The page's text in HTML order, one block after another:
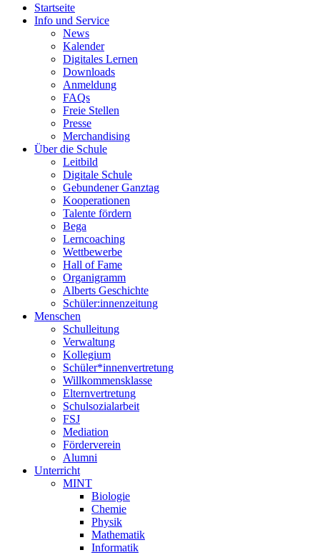
Startseite
Info und Service
News
Kalender
Digitales Lernen
Downloads
Anmeldung
FAQs
Freie Stellen
Presse
Merchandising
Über die Schule
Leitbild
Digitale Schule
Gebundener Ganztag
Kooperationen
Talente fördern
Bega
Lerncoaching
Wettbewerbe
Hall of Fame
Organigramm
Alberts Geschichte
Schüler:innenzeitung
Menschen
Schulleitung
Verwaltung
Kollegium
Schüler*innenvertretung
Willkommensklasse
Elternvertretung
Schulsozialarbeit
FSJ
Mediation
Förderverein
Alumni
Unterricht
MINT
Biologie
Chemie
Physik
Mathematik
Informatik